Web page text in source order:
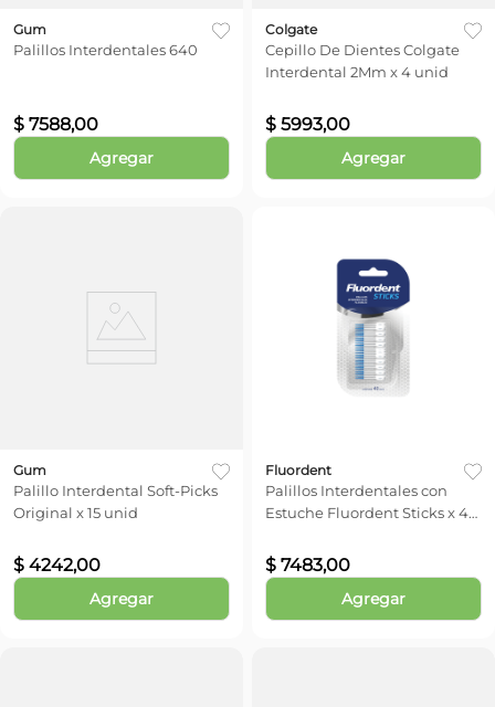
Gum
Palillos Interdentales 640
$ 7588,00
Agregar
Colgate
Cepillo De Dientes Colgate
Interdental 2Mm x 4 unid
$ 5993,00
Agregar
Gum
Palillo Interdental Soft-Picks
Original x 15 unid
$ 4242,00
Agregar
Fluordent
Palillos Interdentales con
Estuche Fluordent Sticks x 40
$ 7483,00
Agregar